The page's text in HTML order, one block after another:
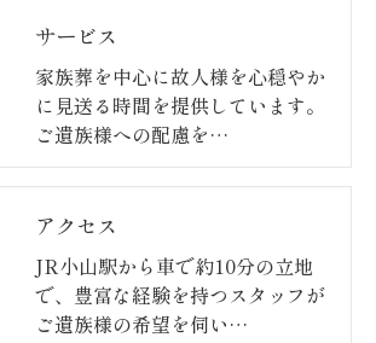
サービス
家族葬を中心に故人様を心穏やか
に見送る時間を提供しています。
ご遺族様への配慮を…
アクセス
JR小山駅から車で約10分の立地
で、豊富な経験を持つスタッフが
ご遺族様の希望を伺い…